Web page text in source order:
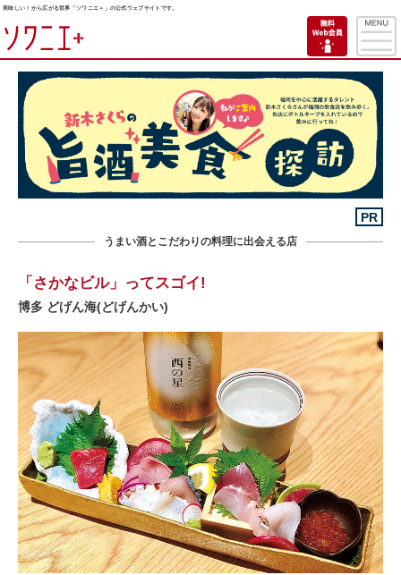
美味しい！から広がる世界「ソワニエ＋」の公式ウェブサイトです。
PR
うまい酒とこだわりの料理に出会える店
「さかなビル」ってスゴイ!
博多 どげん海(どげんかい)